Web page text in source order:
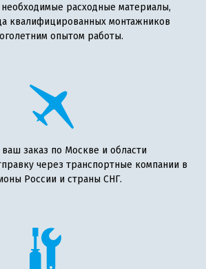
необходимые расходные материалы,
квалифицированных монтажников
опытом работы.
заказ по Москве и области
через транспортные компании в
России и страны СНГ.